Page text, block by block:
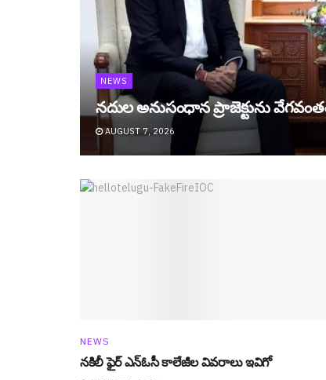
NEWS
నదుల అనుసంధాన ప్రాజెక్టును
AUGUST 7, 2026
NEWS
నకిలీ ఫైర్ ఎన్ఓసీ కాలేజీల వివ‌రాలు ఇవిగో